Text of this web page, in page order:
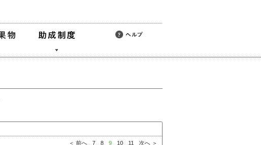
＜ 前へ 7 8 9 10 11 次へ ＞